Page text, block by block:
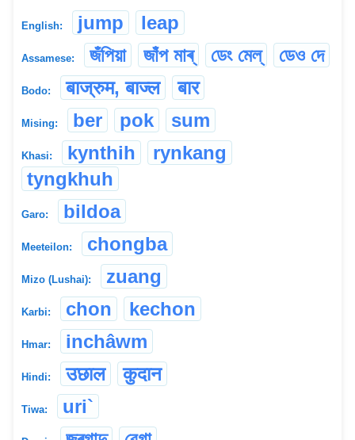
English: jump leap
Assamese: জঁপিয়া জাঁপ মাৰ্ ডেং মেল্ ডেও দে
Bodo: बाज्रुम, बाज्ल बार
Mising: ber pok sum
Khasi: kynthih
rynkang
tyngkhuh
Garo: bildoa
Meeteilon: chongba
Mizo (Lushai): zuang
Karbi: chon kechon
Hmar: inchâwm
Hindi: उछाल कुदान
Tiwa: uri`